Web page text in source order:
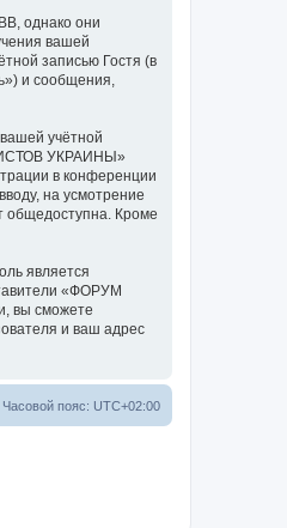
однако они
вашей
записью Гостя (в
и сообщения,
учётной
УКРАИНЫ»
в конференции
на усмотрение
Кроме
является
«ФОРУМ
вы сможете
и ваш адрес
Часовой пояс: UTC+02:00